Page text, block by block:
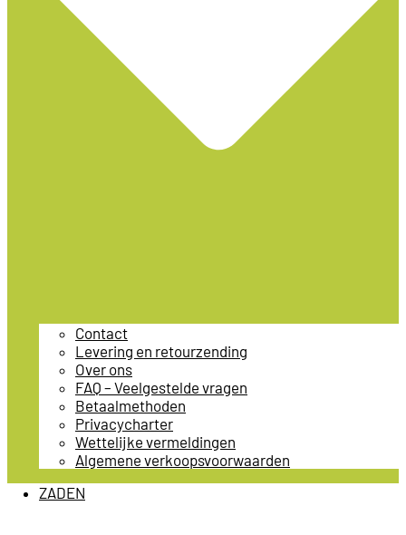
Contact
Levering en retourzending
Over ons
FAQ – Veelgestelde vragen
Betaalmethoden
Privacycharter
Wettelijke vermeldingen
Algemene verkoopsvoorwaarden
ZADEN